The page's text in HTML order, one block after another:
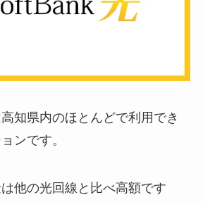
知県内のほとんどで利用でき
ンです。
他の光回線と比べ高額です